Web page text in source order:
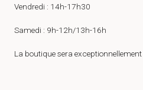
Vendredi : 14h-17h30
Samedi : 9h-12h/13h-16h
La boutique sera exceptionnellement